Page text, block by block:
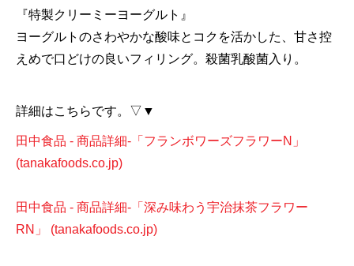
『特製クリーミーヨーグルト』
ヨーグルトのさわやかな酸味とコクを活かした、甘さ控
えめで口どけの良いフィリング。殺菌乳酸菌入り。
詳細はこちらです。▽▼
田中食品 - 商品詳細-「フランボワーズフラワーN」
(tanakafoods.co.jp)
田中食品 - 商品詳細-「深み味わう宇治抹茶フラワー
RN」 (tanakafoods.co.jp)